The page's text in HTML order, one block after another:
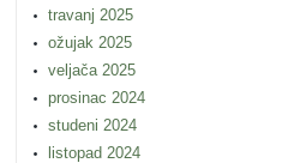
travanj 2025
ožujak 2025
veljača 2025
prosinac 2024
studeni 2024
listopad 2024